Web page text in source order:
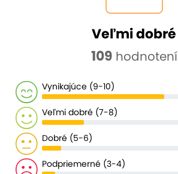
Veľmi dobré
109 hodnotení
Vynikajúce (9-10)
Veľmi dobré (7-8)
Dobré (5-6)
Podpriemerné (3-4)